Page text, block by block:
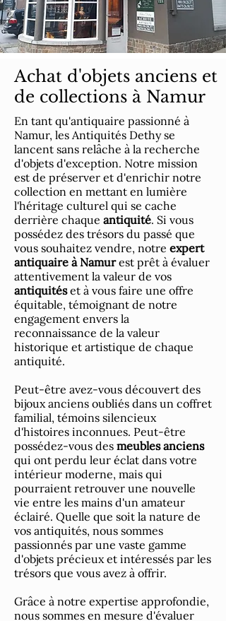
Achat d'objets anciens et
de collections à Namur
En tant qu'antiquaire passionné à
Namur, les Antiquités Dethy se
lancent sans relâche à la recherche
d'objets d'exception. Notre mission
est de préserver et d'enrichir notre
collection en mettant en lumière
l'héritage culturel qui se cache
derrière chaque antiquité. Si vous
possédez des trésors du passé que
vous souhaitez vendre, notre expert
antiquaire à Namurest prêt à évaluer
attentivement la valeur de vos
antiquitéset à vous faire une offre
équitable, témoignant de notre
engagement envers la
reconnaissance de la valeur
historique et artistique de chaque
antiquité.
Peut-être avez-vous découvert des
bijoux anciens oubliés dans un coffret
familial, témoins silencieux
d'histoires inconnues. Peut-être
possédez-vous des meubles anciens
qui ont perdu leur éclat dans votre
intérieur moderne, mais qui
pourraient retrouver une nouvelle
vie entre les mains d'un amateur
éclairé. Quelle que soit la nature de
vos antiquités, nous sommes
passionnés par une vaste gamme
d'objets précieux et intéressés par les
trésors que vous avez à offrir.
Grâce à notre expertise approfondie,
nous sommes en mesure d'évaluer